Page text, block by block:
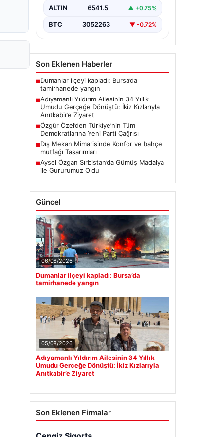
Zeynep Yıldırım (59) çifti, tam 34 yıl
ALTIN 6541.5 ▲ +0.75%
BTC 3052263 ▼ -0.72%
Son Eklenen Haberler
■Dumanlar ilçeyi kapladı: Bursa’da
tamirhanede yangın
■Adıyamanlı Yıldırım Ailesinin 34 Yıllık
Umudu Gerçeğe Dönüştü: İkiz Kızlarıyla
Anıtkabir’e Ziyaret
■Özgür Özel’den Türkiye’nin Tüm
Demokratlarına Yeni Parti Çağrısı
■Dış Mekan Mimarisinde Konfor ve bahçe
mutfağı Tasarımları
■Aysel Özgan Sırbistan’da Gümüş Madalya
ile Gururumuz Oldu
Güncel
06/08/2026
Dumanlar ilçeyi kapladı: Bursa’da
tamirhanede yangın
05/08/2026
Adıyamanlı Yıldırım Ailesinin 34 Yıllık
Umudu Gerçeğe Dönüştü: İkiz Kızlarıyla
Anıtkabir’e Ziyaret
Son Eklenen Firmalar